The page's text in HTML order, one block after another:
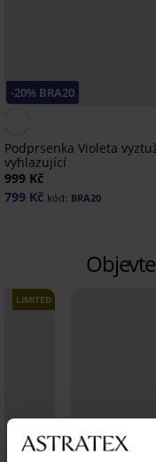
-20% BRA20
Podprsenka Violeta
vyhlazující
999 Kč
799 Kč kód: BRA20
LIMITED